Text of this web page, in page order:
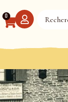
0